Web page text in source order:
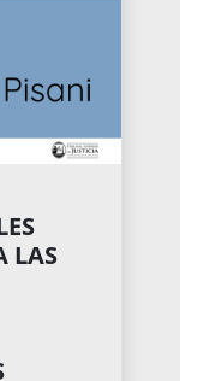
LAS